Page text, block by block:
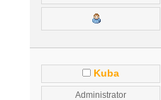
Kuba
Administrator